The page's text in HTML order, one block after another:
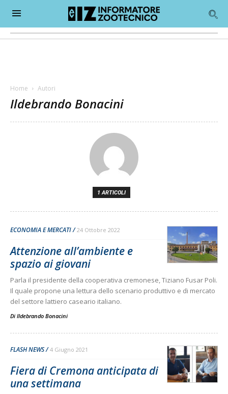
Home Autori
Ildebrando Bonacini
1 ARTICOLI
ECONOMIA E MERCATI 24 Ottobre 2022
Attenzione all’ambiente e
spazio ai giovani
Parla il presidente della cooperativa cremonese, Tiziano Fusar Poli.
Il quale propone una lettura dello scenario produttivo e di mercato
del settore lattiero caseario italiano.
Di Ildebrando Bonacini
FLASH NEWS 4 Giugno 2021
Fiera di Cremona anticipata di
una settimana